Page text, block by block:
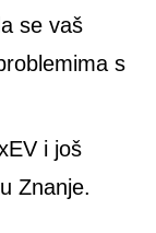
se vaš
s
i još
Znanje.